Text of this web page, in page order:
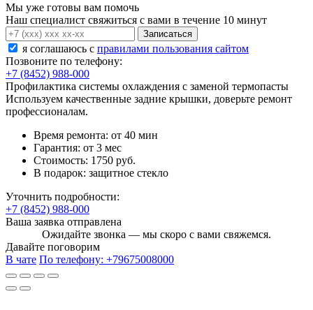
Мы уже готовы вам помочь
Наш специалист свяжиться с вами в течение 10 минут
Записаться
я соглашаюсь c правилами пользования сайтом
Позвоните по телефону:
+7 (8452) 988-000
Профилактика системы охлаждения с заменой термопасты
Используем качественные задние крышки, доверьте ремонт
профессионалам.
Время ремонта: от 40 мин
Гарантия: от 3 мес
Стоимость: 1750 руб.
В подарок: защитное стекло
Уточнить подробности:
+7 (8452) 988-000
Ваша заявка отправлена
Ожидайте звонка — мы скоро с вами свяжемся.
Давайте поговорим
В чате По телефону: +79675008000